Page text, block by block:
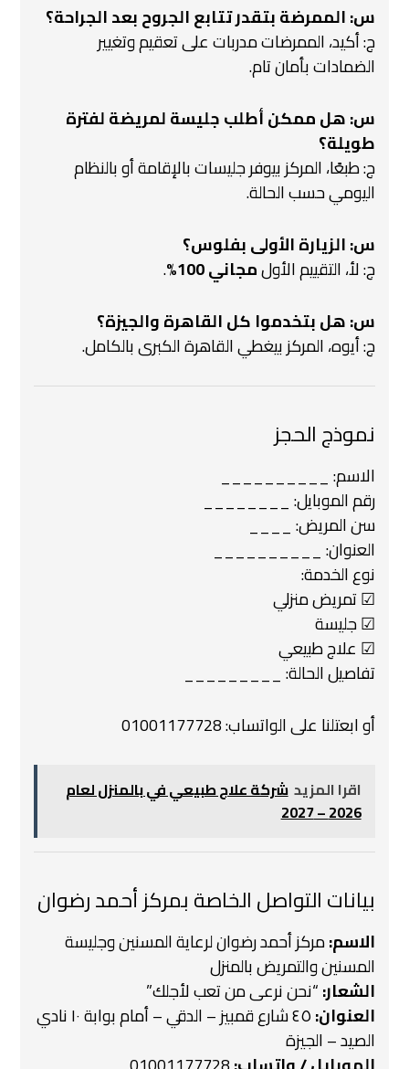
س: الممرضة بتقدر تتابع الجروح بعد الجراحة؟
ج: أكيد، الممرضات مدربات على تعقيم وتغيير
الضمادات بأمان تام.
س: هل ممكن أطلب جليسة لمريضة لفترة
طويلة؟
ج: طبعًا، المركز بيوفر جليسات بالإقامة أو بالنظام
اليومي حسب الحالة.
س: الزيارة الأولى بفلوس؟
ج: لأ، التقييم الأولمجاني 100%
.
س: هل بتخدموا كل القاهرة والجيزة؟
ج: أيوه، المركز بيغطي القاهرة الكبرى بالكامل.
نموذج الحجز
الاسم: __________
رقم الموبايل: ________
سن المريض: ____
العنوان: __________
نوع الخدمة:
☑ تمريض منزلي
☑ جليسة
☑ علاج طبيعي
تفاصيل الحالة: _________
أو ابعتلنا على الواتساب:01001177728
اقرا المزيد شركة علاج طبيعي في بالمنزل لعام
2026 – 2027
بيانات التواصل الخاصة بمركز أحمد رضوان
الاسم:مركز أحمد رضوان لرعاية المسنين وجليسة
المسنين والتمريض بالمنزل
الشعار:“نحن نرعى من تعب لأجلك”
العنوان:
٤٥ شارع قمبيز – الدقي – أمام بوابة ١٠ نادي
الصيد – الجيزة